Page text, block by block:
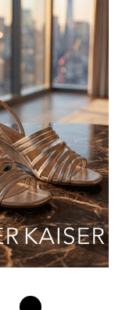
TAMARIS
доверия
развития
женщина
Весна–Лето
сезон, а…